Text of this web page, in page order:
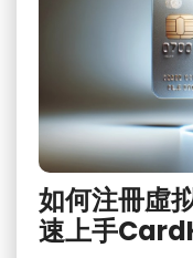
如何注冊虛
速上手